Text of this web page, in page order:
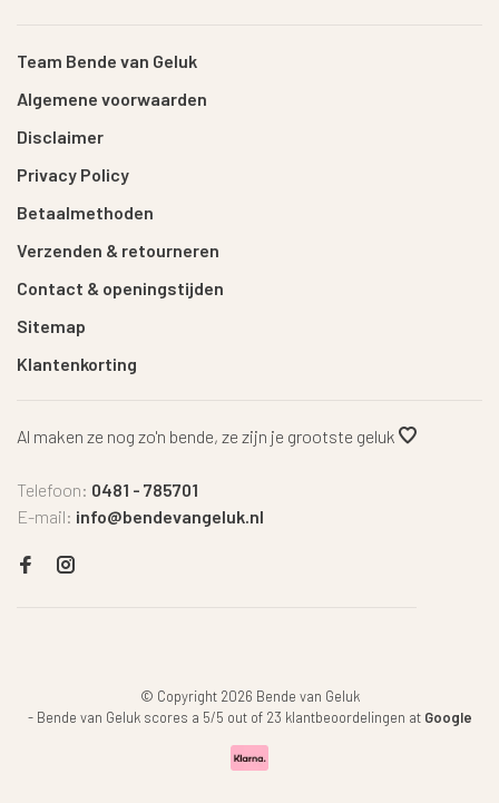
Team Bende van Geluk
Algemene voorwaarden
Disclaimer
Privacy Policy
Betaalmethoden
Verzenden & retourneren
Contact & openingstijden
Sitemap
Klantenkorting
Al maken ze nog zo'n bende, ze zijn je grootste geluk
Telefoon: 0481 - 785701
E-mail: info@bendevangeluk.nl
© Copyright 2026 Bende van Geluk
- Bende van Geluk scores a 5/5 out of 23 klantbeoordelingen at Google